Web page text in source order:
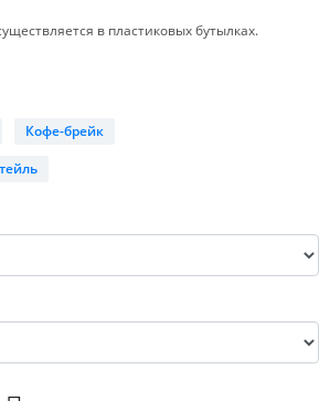
в пластиковых бутылках.
Кофе-брейк